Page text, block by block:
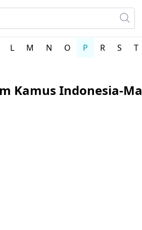
L M N O P R S T
Kamus Indonesia-